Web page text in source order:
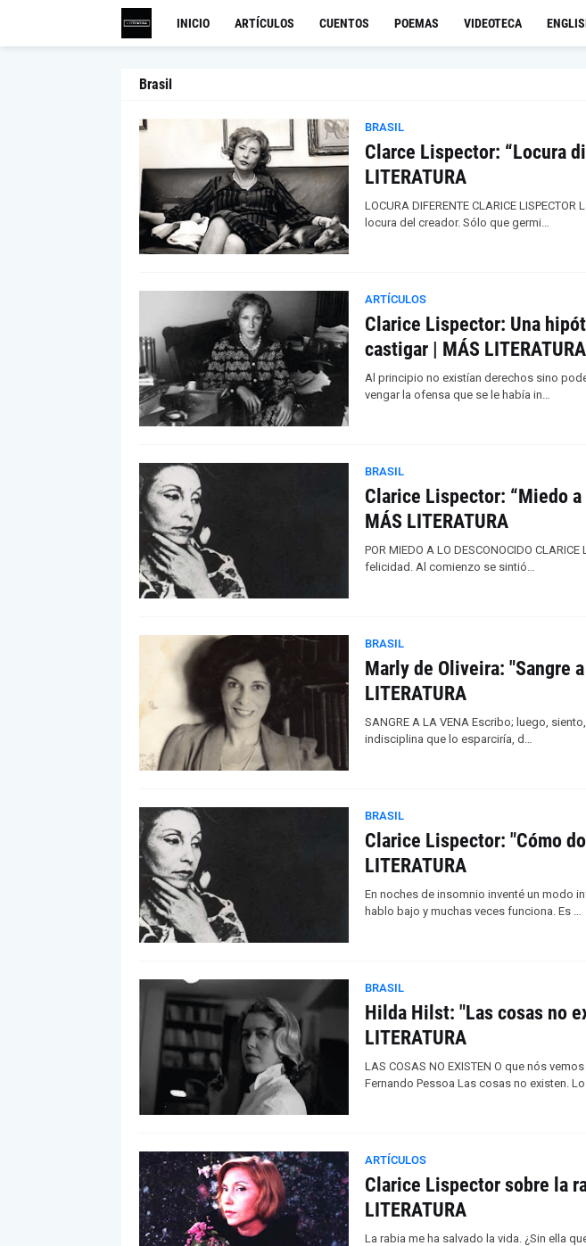
INICIO ARTÍCULOS CUENTOS POEMAS VIDEOTECA
Brasil
BRASIL
Clarce Lispector: “Locura
LITERATURA
LOCURA DIFERENTE CLARICE
locura del creador. Sólo que germi…
ARTÍCULOS
Clarice Lispector: Una
castigar | MÁS LITERATURA
Al principio no existían derechos sino
vengar la ofensa que se le había in…
BRASIL
Clarice Lispector: “Miedo
MÁS LITERATURA
POR MIEDO A LO DESCONOCIDO
felicidad. Al comienzo se sintió…
BRASIL
Marly de Oliveira: "Sangre
LITERATURA
SANGRE A LA VENA Escribo; luego,
indisciplina que lo esparciría, d…
BRASIL
Clarice Lispector: "Cómo
LITERATURA
En noches de insomnio inventé un modo
hablo bajo y muchas veces funciona. Es …
BRASIL
Hilda Hilst: "Las cosas no
LITERATURA
LAS COSAS NO EXISTEN O que nós
Fernando Pessoa Las cosas no existen.
ARTÍCULOS
Clarice Lispector sobre la
LITERATURA
La rabia me ha salvado la vida. ¿Sin ella